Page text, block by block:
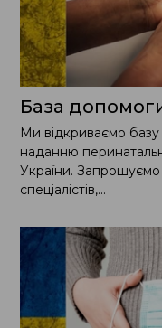
База
Ми відкриваємо
наданню
України.
спеціалістів,...